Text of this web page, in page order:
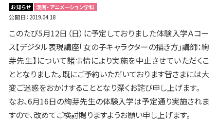
お知らせ 漫画・アニメーション学科
公開日：2019.04.18
このたび5月12日（日）に予定しておりました体験入学Ａコー
ス【デジタル表現講座「女の子キャラクターの描き方」講師：絢
芽先生】について諸事情により実施を中止させていただくこ
ととなりました。既にご予約いただいております皆さまには大
変ご迷惑をおかけすることとなり深くお詫び申し上げます。
なお、6月16日の絢芽先生の体験入学は予定通り実施されま
すので、改めてご検討賜りますようお願い申し上げます。